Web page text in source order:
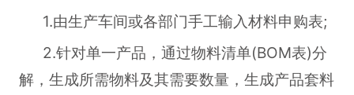
1.由生产车间或各部门手工输入材料申购表;
2.针对单一产品，通过物料清单(BOM表)分
解，生成所需物料及其需要数量，生成产品套料